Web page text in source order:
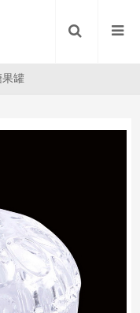
果罐